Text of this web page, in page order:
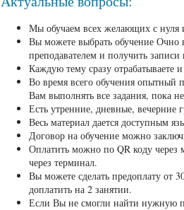
Мы обучаем всех желающих с
Вы можете выбрать обучение
преподавателем и получить
Каждую тему сразу отрабатываете
Во время всего обучения опытный
Вам выполнять все задания, пока не
Есть утренние, дневные,
Весь материал дается доступным
Договор на обучение можно
Оплатить можно по QR коду через
через терминал.
Вы можете сделать предоплату от
доплатить на 2 занятии.
Если Вы не смогли найти нужную